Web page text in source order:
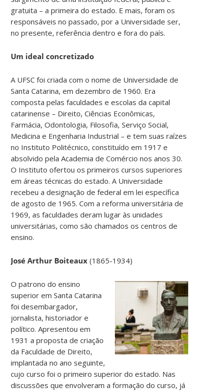
gratuita – a primeira do estado. E mais, foram os
responsáveis no passado, por a Universidade ser,
no presente, referência dentro e fora do país.
Um ideal concretizado
A UFSC foi criada com o nome de Universidade de
Santa Catarina, em dezembro de 1960. Era
composta pelas faculdades e escolas da capital
catarinense – Direito, Ciências Econômicas,
Farmácia, Odontologia, Filosofia, Serviço Social,
Medicina e Engenharia Industrial – e tem suas raízes
no Instituto Politécnico, constituído em 1917 e
absolvido pela Academia de Comércio nos anos 30.
O Instituto ofertou os primeiros cursos superiores
em áreas técnicas do estado. A Universidade
recebeu a designação de federal em lei específica
de agosto de 1965. Com a reforma universitária de
1969, as faculdades deram lugar às unidades
universitárias, como são chamados os centros de
ensino.
José Arthur Boiteaux (1865-1934)
O patrono do ensino
superior em Santa Catarina
foi desembargador,
jornalista, historiador e
político. Apresentou em
1931 a proposta de criação
da Faculdade de Direito,
implantada no ano seguinte,
cujo curso foi o primeiro superior do estado. Nas
discussões que envolveram a formação do curso, já